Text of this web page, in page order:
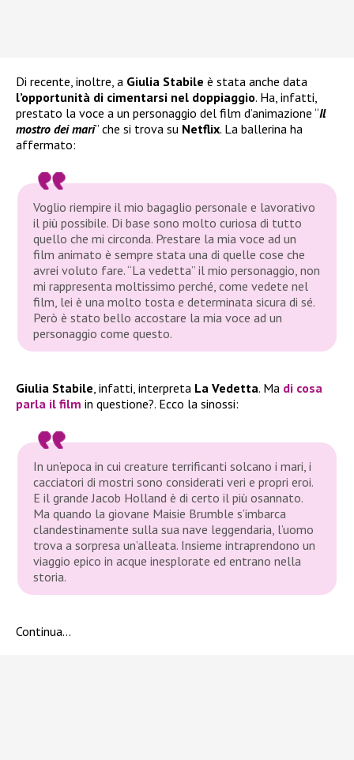
Di recente, inoltre, a Giulia Stabile è stata anche data
l’opportunità di cimentarsi nel doppiaggio. Ha, infatti,
prestato la voce a un personaggio del film d’animazione “Il
mostro dei mari” che si trova su Netflix. La ballerina ha
affermato:
Voglio riempire il mio bagaglio personale e lavorativo
il più possibile. Di base sono molto curiosa di tutto
quello che mi circonda. Prestare la mia voce ad un
film animato è sempre stata una di quelle cose che
avrei voluto fare. “La vedetta” il mio personaggio, non
mi rappresenta moltissimo perché, come vedete nel
film, lei è una molto tosta e determinata sicura di sé.
Però è stato bello accostare la mia voce ad un
personaggio come questo.
Giulia Stabile , infatti, interpreta La Vedetta. Ma di cosa
parla il film in questione?. Ecco la sinossi:
In un’epoca in cui creature terrificanti solcano i mari, i
cacciatori di mostri sono considerati veri e propri eroi.
E il grande Jacob Holland è di certo il più osannato.
Ma quando la giovane Maisie Brumble s’imbarca
clandestinamente sulla sua nave leggendaria, l’uomo
trova a sorpresa un’alleata. Insieme intraprendono un
viaggio epico in acque inesplorate ed entrano nella
storia.
Continua…